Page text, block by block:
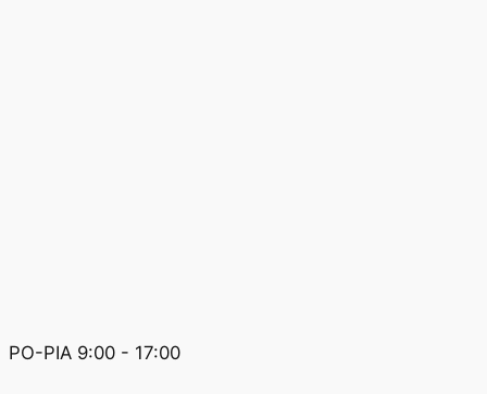
PO-PIA 9:00 - 17:00